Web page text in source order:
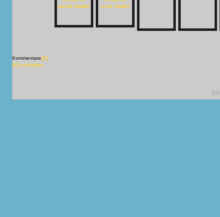
Kommentare[X]
[X] schließen